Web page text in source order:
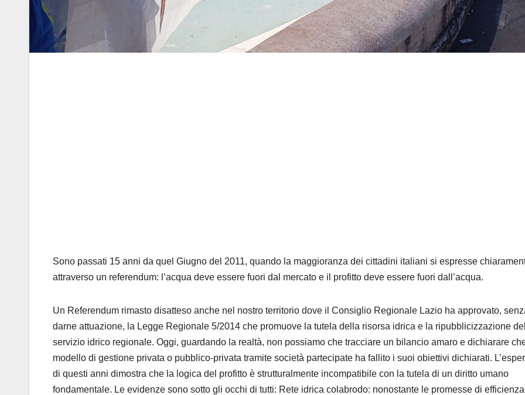
Sono passati 15 anni da quel Giugno del 2011, quando la maggioranza dei cittadini italiani si espresse
attraverso un referendum: l’acqua deve essere fuori dal mercato e il profitto deve essere fuori dall’acqua.
Un Referendum rimasto disatteso anche nel nostro territorio dove il Consiglio Regionale Lazio ha approvato,
darne attuazione, la Legge Regionale 5/2014 che promuove la tutela della risorsa idrica e la ripubblicizzazione del
servizio idrico regionale. Oggi, guardando la realtà, non possiamo che tracciare un bilancio amaro e dichiarare
modello di gestione privata o pubblico-privata tramite società partecipate ha fallito i suoi obiettivi dichiarati.
di questi anni dimostra che la logica del profitto è strutturalmente incompatibile con la tutela di un diritto umano
fondamentale. Le evidenze sono sotto gli occhi di tutti: Rete idrica colabrodo: nonostante le promesse di efficienza